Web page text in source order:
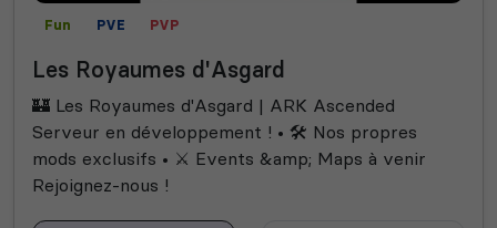
Fun PVE PVP
Les Royaumes d'Asgard
🏰 Les Royaumes d'Asgard | ARK Ascended
Serveur en développement ! • 🛠️ Nos propres
mods exclusifs • ⚔️ Events &amp; Maps à venir
Rejoignez-nous !